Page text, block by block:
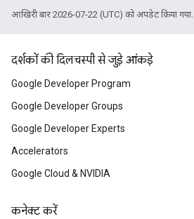
आखिरी बार 2026-07-22 (UTC) को अपडेट किया गया.
दर्शकों की दिलचस्पी से जुड़े आंकड़े
Google Developer Program
Google Developer Groups
Google Developer Experts
Accelerators
Google Cloud & NVIDIA
कनेक्ट करें